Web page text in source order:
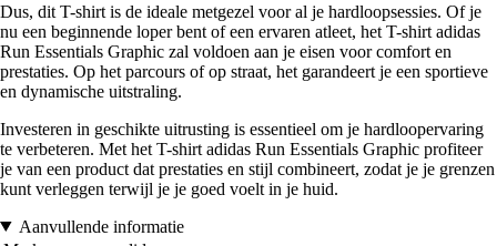
Dus, dit T-shirt is de ideale metgezel voor al je hardloopsessies. Of je
nu een beginnende loper bent of een ervaren atleet, het T-shirt adidas
Run Essentials Graphic zal voldoen aan je eisen voor comfort en
prestaties. Op het parcours of op straat, het garandeert je een sportieve
en dynamische uitstraling.
Investeren in geschikte uitrusting is essentieel om je hardloopervaring
te verbeteren. Met het T-shirt adidas Run Essentials Graphic profiteer
je van een product dat prestaties en stijl combineert, zodat je je grenzen
kunt verleggen terwijl je je goed voelt in je huid.
Aanvullende informatie